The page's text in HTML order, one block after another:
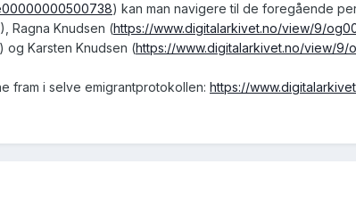
) kan man navigere til de foregående
), Ragna Knudsen (https://www.digitalarkivet.no/view/9/
) og Karsten Knudsen (https://www.digitalarkivet.no/view/9/
fram i selve emigrantprotokollen: https://